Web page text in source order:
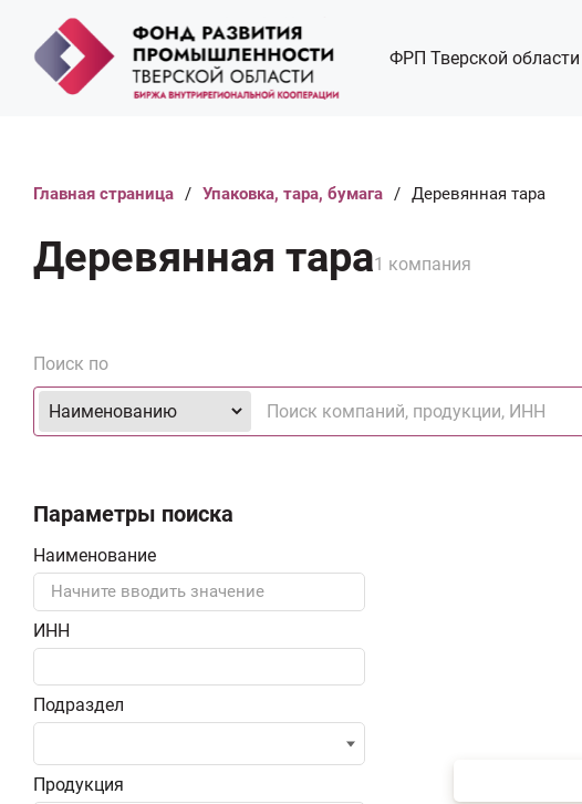
ФРП Тверской области
Главная страница / Упаковка, тара, бумага / Деревянная тара
Деревянная тара1 компания
Поиск по
Параметры поиска
Наименование
Начните вводить значение
ИНН
Подраздел
Продукция